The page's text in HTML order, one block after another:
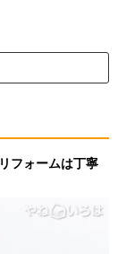
フォームは丁寧